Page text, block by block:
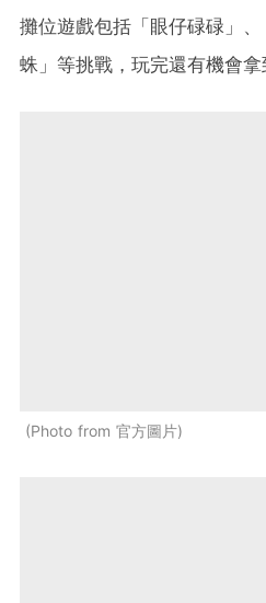
攤位遊戲包括「眼仔碌碌」
蛛」等挑戰，玩完還有機會拿
Photo from 官方圖片